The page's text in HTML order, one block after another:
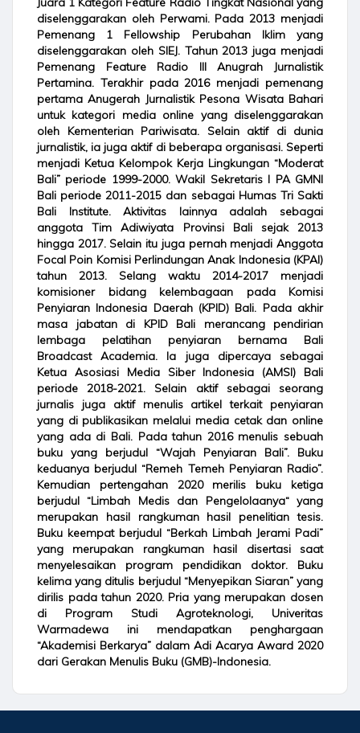
diselenggarakan oleh Perwami. Pada 2013 menjadi
Pemenang 1 Fellowship Perubahan Iklim yang
diselenggarakan oleh SIEJ. Tahun 2013 juga menjadi
Pemenang Feature Radio III Anugrah Jurnalistik
Pertamina. Terakhir pada 2016 menjadi pemenang
pertama Anugerah Jurnalistik Pesona Wisata Bahari
untuk kategori media online yang diselenggarakan
oleh Kementerian Pariwisata. Selain aktif di dunia
jurnalistik, ia juga aktif di beberapa organisasi. Seperti
menjadi Ketua Kelompok Kerja Lingkungan “Moderat
Bali” periode 1999-2000. Wakil Sekretaris I PA GMNI
Bali periode 2011-2015 dan sebagai Humas Tri Sakti
Bali Institute. Aktivitas lainnya adalah sebagai
anggota Tim Adiwiyata Provinsi Bali sejak 2013
hingga 2017. Selain itu juga pernah menjadi Anggota
Focal Poin Komisi Perlindungan Anak Indonesia (KPAI)
tahun 2013. Selang waktu 2014-2017 menjadi
komisioner bidang kelembagaan pada Komisi
Penyiaran Indonesia Daerah (KPID) Bali. Pada akhir
masa jabatan di KPID Bali merancang pendirian
lembaga pelatihan penyiaran bernama Bali
Broadcast Academia. Ia juga dipercaya sebagai
Ketua Asosiasi Media Siber Indonesia (AMSI) Bali
periode 2018-2021. Selain aktif sebagai seorang
jurnalis juga aktif menulis artikel terkait penyiaran
yang di publikasikan melalui media cetak dan online
yang ada di Bali. Pada tahun 2016 menulis sebuah
buku yang berjudul “Wajah Penyiaran Bali”. Buku
keduanya berjudul “Remeh Temeh Penyiaran Radio”.
Kemudian pertengahan 2020 merilis buku ketiga
berjudul “Limbah Medis dan Pengelolaanya“ yang
merupakan hasil rangkuman hasil penelitian tesis.
Buku keempat berjudul “Berkah Limbah Jerami Padi”
yang merupakan rangkuman hasil disertasi saat
menyelesaikan program pendidikan doktor. Buku
kelima yang ditulis berjudul “Menyepikan Siaran” yang
dirilis pada tahun 2020. Pria yang merupakan dosen
di Program Studi Agroteknologi, Univeritas
Warmadewa ini mendapatkan penghargaan
“Akademisi Berkarya” dalam Adi Acarya Award 2020
dari Gerakan Menulis Buku (GMB)-Indonesia.